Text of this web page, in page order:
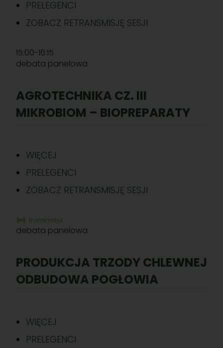
PRELEGENCI
ZOBACZ RETRANSMISJĘ SESJI
15:00-16:15
debata panelowa
AGROTECHNIKA CZ. III
MIKROBIOM – BIOPREPARATY
WIĘCEJ
PRELEGENCI
ZOBACZ RETRANSMISJĘ SESJI
transmisja
debata panelowa
PRODUKCJA TRZODY CHLEWNEJ
ODBUDOWA POGŁOWIA
WIĘCEJ
PRELEGENCI